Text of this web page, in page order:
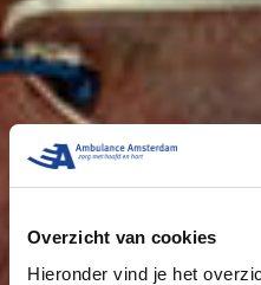
Overzicht van cookies
Hieronder vind je het